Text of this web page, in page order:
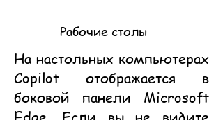
Рабочие столы
На настольных компьютерах
Copilot отображается в
боковой панели Microsoft